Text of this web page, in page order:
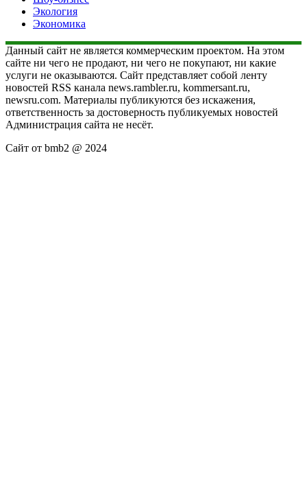
Экология
Экономика
Данный сайт не является коммерческим проектом. На этом
сайте ни чего не продают, ни чего не покупают, ни какие
услуги не оказываются. Сайт представляет собой ленту
новостей RSS канала news.rambler.ru, kommersant.ru,
newsru.com. Материалы публикуются без искажения,
ответственность за достоверность публикуемых новостей
Администрация сайта не несёт.
Сайт от bmb2 @ 2024